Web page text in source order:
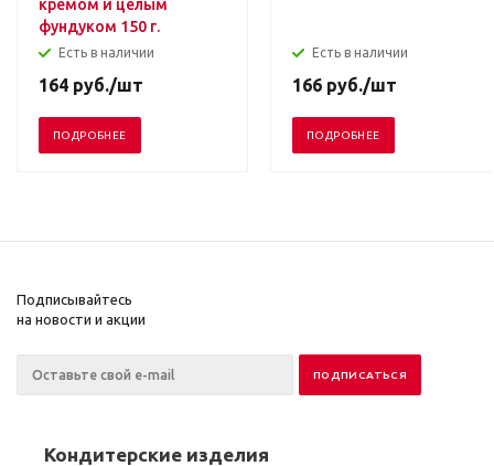
кремом и целым
фундуком 150 г.
Есть в наличии
164 руб./шт
ПОДРОБНЕЕ
Есть в наличии
166 руб./шт
ПОДРОБНЕЕ
Подписывайтесь
на новости и акции
Кондитерские изделия